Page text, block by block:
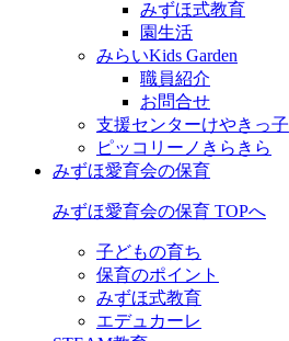
みずほ式教育
園生活
みらいKids Garden
職員紹介
お問合せ
支援センターけやきっ子
ピッコリーノきらきら
みずほ愛育会の保育
みずほ愛育会の保育 TOPへ
子どもの育ち
保育のポイント
みずほ式教育
エデュカーレ